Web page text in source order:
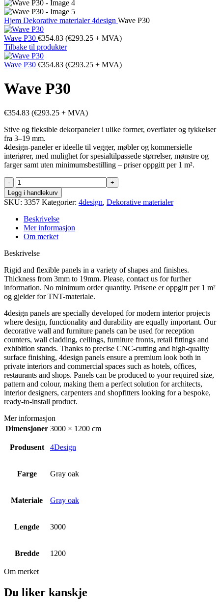
Hjem Dekorative materialer4design Wave P30
Wave P30 €354.83 (€293.25 + MVA)
Tilbake til produkter
Wave P30 €354.83 (€293.25 + MVA)
Wave P30
€354.83 (€293.25 + MVA)
Stive og fleksible dekorpaneler i ulike former, overflater og tykkelser
fra 3–19 mm.
4design-paneler er ideelle til vegger, møbler og kommersielle
interiører, med mulighet for spesialtilpassede størrelser, mønstre og
farger samt uten minimumsbestilling – priser oppgitt per 1 m².
Wave
P30
antall
Legg i handlekurv
SKU: 3357 Kategorier: 4design, Dekorative materialer
Beskrivelse
Mer informasjon
Om merket
Beskrivelse
Rigid and flexible panels in a variety of shapes and finishes.
Thickness from 3mm to 19mm. Please, contact us for further
information. No minimum order quantity. Prisene er oppgitt per 1 m²
og gjelder for TNT-materiale.
4design panels are specially developed for modern interior projects
where design, functionality and durability are equally important. Our
decorative wall and furniture panels can be used for reception
counters, wall cladding, ceilings, furniture fronts, retail fittings and
exhibition stands. Thanks to precise CNC-cutting and high-quality
surface finishing, 4design panels ensure a premium look both in
private interiors and commercial spaces such as hotels, offices,
restaurants and shops. Panels can be produced to your required size,
pattern and colour, making them a perfect solution for architects,
interior designers, carpenters and shopfitters looking for a bespoke,
ready-to-install product.
Mer informasjon
Dimensjoner 3000 × 1200 cm
Produsent 4Design
Farge Gray oak
Materiale Gray oak
Lengde 3000
Bredde 1200
Om merket
Du liker kanskje